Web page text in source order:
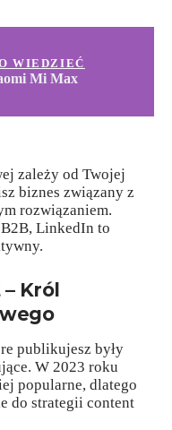
WIEDZIEĆ
Mi Max
zależy od Twojej
biznes związany z
rozwiązaniem.
LinkedIn to
Król
publikujesz były
W 2023 roku
popularne, dlatego
do strategii content